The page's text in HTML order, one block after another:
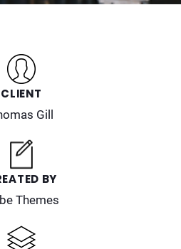
CLIENT
Gill
BY
Themes